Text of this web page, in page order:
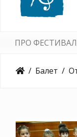
ПРО
Балет